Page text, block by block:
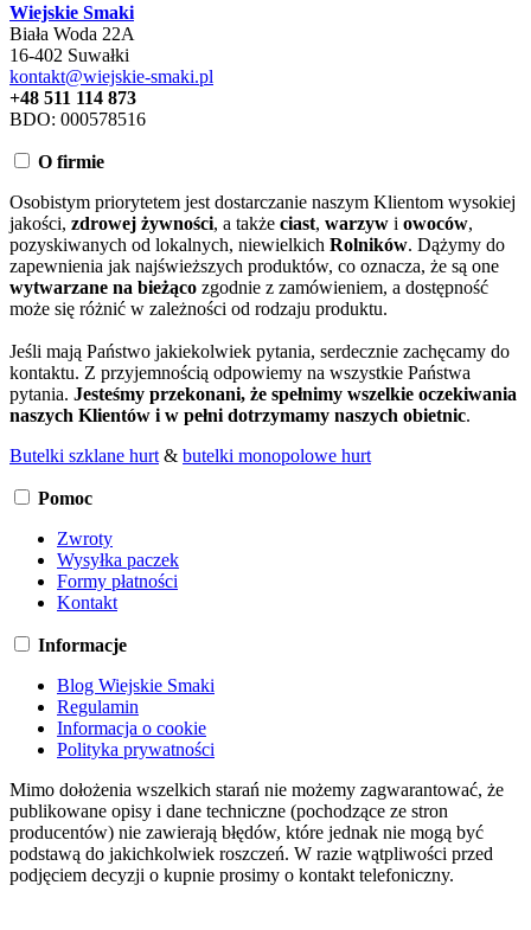
Wiejskie Smaki
Biała Woda 22A
16-402 Suwałki
kontakt@wiejskie-smaki.pl
+48 511 114 873
BDO: 000578516
O firmie
Osobistym priorytetem jest dostarczanie naszym Klientom wysokiej
jakości, zdrowej żywności, a także ciast, warzyw i owoców,
pozyskiwanych od lokalnych, niewielkich Rolników. Dążymy do
zapewnienia jak najświeższych produktów, co oznacza, że są one
wytwarzane na bieżąco zgodnie z zamówieniem, a dostępność
może się różnić w zależności od rodzaju produktu.
Jeśli mają Państwo jakiekolwiek pytania, serdecznie zachęcamy do
kontaktu. Z przyjemnością odpowiemy na wszystkie Państwa
pytania. Jesteśmy przekonani, że spełnimy wszelkie oczekiwania
naszych Klientów i w pełni dotrzymamy naszych obietnic.
Butelki szklane hurt & butelki monopolowe hurt
Pomoc
Zwroty
Wysyłka paczek
Formy płatności
Kontakt
Informacje
Blog Wiejskie Smaki
Regulamin
Informacja o cookie
Polityka prywatności
Mimo dołożenia wszelkich starań nie możemy zagwarantować, że
publikowane opisy i dane techniczne (pochodzące ze stron
producentów) nie zawierają błędów, które jednak nie mogą być
podstawą do jakichkolwiek roszczeń. W razie wątpliwości przed
podjęciem decyzji o kupnie prosimy o kontakt telefoniczny.